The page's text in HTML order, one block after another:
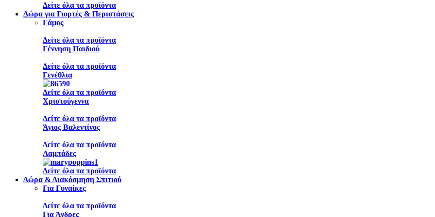
Δείτε όλα τα προϊόντα
Δώρα για Γιορτές & Περιστάσεις
Γάμος
Δείτε όλα τα προϊόντα
Γέννηση Παιδιού
Δείτε όλα τα προϊόντα
Γενέθλια
Δείτε όλα τα προϊόντα
Χριστούγεννα
Δείτε όλα τα προϊόντα
Άγιος Βαλεντίνος
Δείτε όλα τα προϊόντα
Λαμπάδες
Δείτε όλα τα προϊόντα
Δώρα & Διακόσμηση Σπιτιού
Για Γυναίκες
Δείτε όλα τα προϊόντα
Για Άνδρες